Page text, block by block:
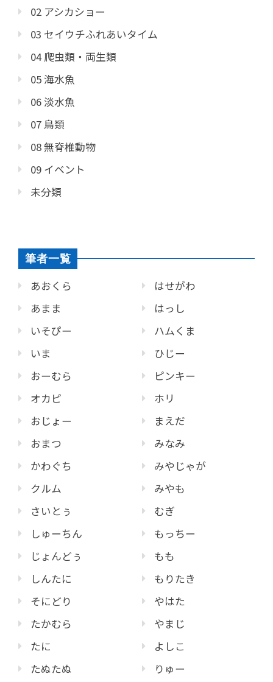
02 アシカショー
03 セイウチふれあいタイム
04 爬虫類・両生類
05 海水魚
06 淡水魚
07 鳥類
08 無脊椎動物
09 イベント
未分類
筆者一覧
あおくら
あまま
いそぴー
いま
おーむら
オカピ
おじょー
おまつ
かわぐち
クルム
さいとぅ
しゅーちん
じょんどぅ
しんたに
そにどり
たかむら
たに
たぬたぬ
はせがわ
はっし
ハムくま
ひじー
ピンキー
ホリ
まえだ
みなみ
みやじゃが
みやも
むぎ
もっちー
もも
もりたき
やはた
やまじ
よしこ
りゅー